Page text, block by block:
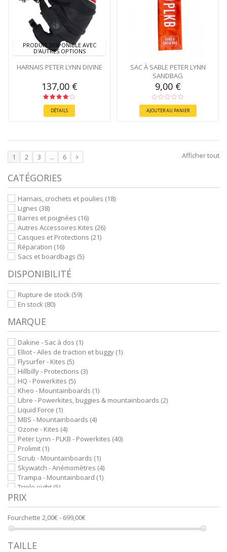
PRODUIT DISPONIBLE AVEC
D'AUTRES OPTIONS
HARNAIS PETER LYNN DIVINE
137,00 €
DÉTAILS
SAC À SABLE PETER LYNN
SANDBAG
9,00 €
AJOUTER AU PANIER
Afficher tout
1 2 3 ... 6
CATÉGORIES
Harnais, crochets et poulies (18)
Lignes (38)
Barres et poignées (16)
Autres Accessoires Kites (26)
Casques et Protections (21)
Réparation (16)
Sacs et boardbags (5)
DISPONIBILITÉ
Rupture de stock (59)
En stock (80)
MARQUE
Dakine - Sac à dos (1)
Elliot - Ailes de traction et buggy (1)
Flysurfer - Kites (5)
Hillbilly - Protections (3)
HQ - Powerkites (5)
Kheo - Mountainboards (1)
Libre - Powerkites, buggies & mountainboards (2)
Liquid Force (1)
MBS - Mountainboards (4)
Ozone - Kites (4)
Peter Lynn - PLKB - Powerkites (40)
Prolimit (1)
Scrub - Mountainboards (1)
Skywatch - Anémomètres (4)
Trampa - Mountainboard (1)
Triple eight (5)
Vector - Kitelines
Wolkensturmer - Kites(1)
PRIX
Fourchette 2,00€ - 699,00€
TAILLE